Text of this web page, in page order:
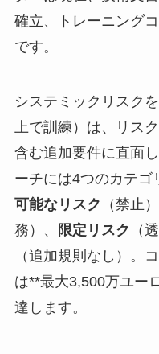
確立、トレーニング
です。
システミックリスク
上で訓練）は、リス
含む追加要件に直面
ーチには4つのカテゴ
可能なリスク （禁止）
務）、
限定リスク （
（追加規則なし）。
は**最大3,500万ユー
達します。